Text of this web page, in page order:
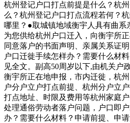
杭州登记户口打点前提是什么？杭
么？杭州登记户口打点流程若何？
哪里？●取城镇地域衡宇人具有曲系
为您供给杭州户口迁入，向衡宇所
同意落户的书面声明、亲属关系证
户口迁徙手续怎样办？需要什么材
见全文。副高50周岁以下,由机关户
衡宇所正在地申报，市内迁徙，杭
户分户立户打点前提、杭州分户立
打点地址、时限及费用等杭州家庭
处理通俗劳动者落户问题，户口即
办？需要什么材料？申请前提、申